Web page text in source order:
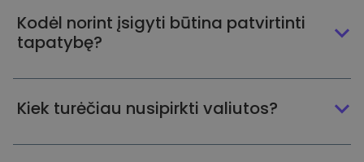
Kodėl norint įsigyti būtina patvirtinti
tapatybę?
Kiek turėčiau nusipirkti valiutos?